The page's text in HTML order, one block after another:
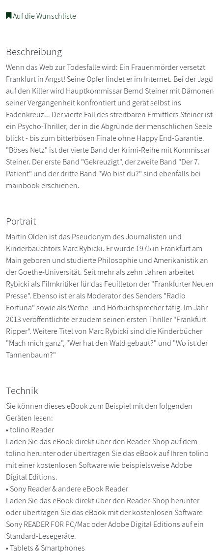
Auf die Wunschliste
Beschreibung
Wenn das Web zur Todesfalle wird: Ein Frauenmörder versetzt
Frankfurt in Angst! Seine Opfer findet er im Internet. Bei der Jagd
auf den Killer wird Hauptkommissar Bernd Steiner mit Dämonen
seiner Vergangenheit konfrontiert und gerät selbst ins
Fadenkreuz... Der vierte Fall des streitbaren Ermittlers Steiner ist
ein Psycho-Thriller, der in die Abgründe der menschlichen Seele
blickt - bis zum bitterbösen Finale ohne Happy End-Garantie.
"Böses Netz" ist der vierte Band der Krimi-Reihe mit Kommissar
Steiner. Der erste Band "Gekreuzigt", der zweite Band "Der 7.
Patient" und der dritte Band "Wo bist du?" sind ebenfalls bei
mainbook erschienen.
Portrait
Martin Olden ist das Pseudonym des Journalisten und
Kinderbauchtors Marc Rybicki. Er wurde 1975 in Frankfurt am
Main geboren und studierte Philosophie und Amerikanistik an
der Goethe-Universität. Seit mehr als zehn Jahren arbeitet
Rybicki als Filmkritiker für das Feuilleton der "Frankfurter Neuen
Presse". Ebenso ist er als Moderator des Senders "Radio
Fortuna" sowie als Werbe- und Hörbuchsprecher tätig. Im Jahr
2013 veröffentlichte er zudem seinen ersten Thriller "Frankfurt
Ripper". Weitere Titel von Marc Rybicki sind die Kinderbücher
"Mach mich ganz", "Wer hat den Wald gebaut?" und "Wo ist der
Tannenbaum?"
Technik
Sie können dieses eBook zum Beispiel mit den folgenden
Geräten lesen:
• tolino Reader
Laden Sie das eBook direkt über den Reader-Shop auf dem
tolino herunter oder übertragen Sie das eBook auf Ihren tolino
mit einer kostenlosen Software wie beispielsweise Adobe
Digital Editions.
• Sony Reader & andere eBook Reader
Laden Sie das eBook direkt über den Reader-Shop herunter
oder übertragen Sie das eBook mit der kostenlosen Software
Sony READER FOR PC/Mac oder Adobe Digital Editions auf ein
Standard-Lesegeräte.
• Tablets & Smartphones